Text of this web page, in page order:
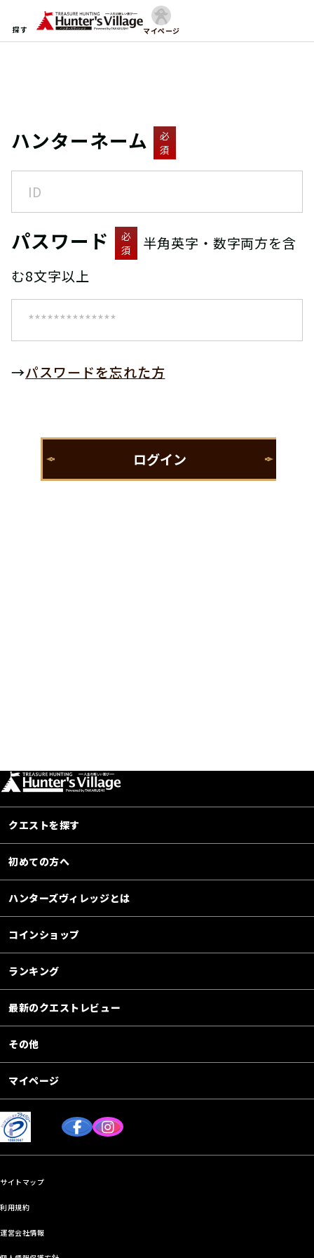
探す マイページ
ハンターネーム
必
須
パスワード
必
須
半角英字・数字両方を含
む8文字以上
→パスワードを忘れた方
クエストを探す
初めての方へ
ハンターズヴィレッジとは
コインショップ
ランキング
最新のクエストレビュー
その他
マイページ
サイトマップ
利用規約
運営会社情報